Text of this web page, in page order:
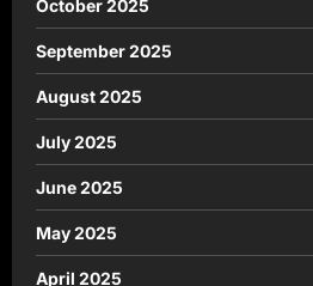
October 2025
September 2025
August 2025
July 2025
June 2025
May 2025
April 2025